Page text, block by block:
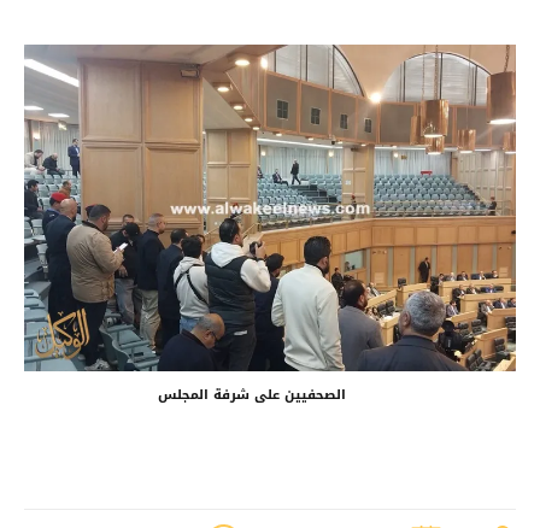
الصحفيين على شرفة المجلس